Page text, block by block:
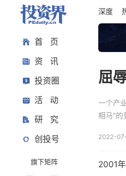
首 页
资 讯
投资圈
活 动
研 究
创投号
旗下矩阵
深度
屈
一个产
相马”的
2022-
2001